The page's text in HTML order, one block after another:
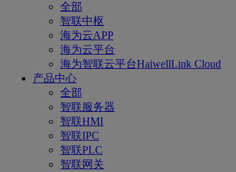
全部
智联中枢
海为云APP
海为云平台
海为智联云平台HaiwellLink Cloud
产品中心
全部
智联服务器
智联HMI
智联IPC
智联PLC
智联网关